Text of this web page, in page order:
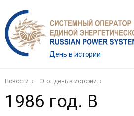
День в истории
Новости Этот день в истории
1986 год. В